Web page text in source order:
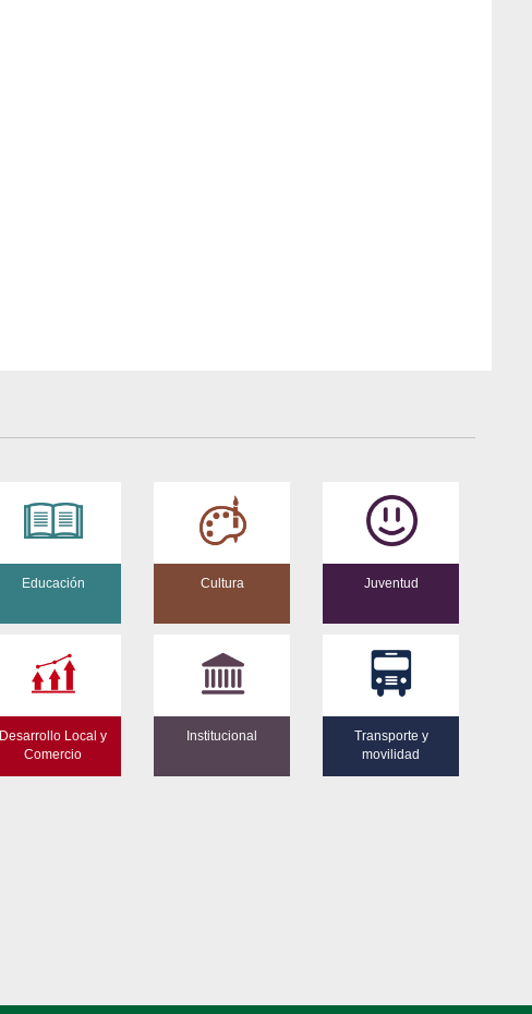
Educación Cultura Juventud
Desarrollo Local y
Comercio
Institucional
Transporte y
movilidad